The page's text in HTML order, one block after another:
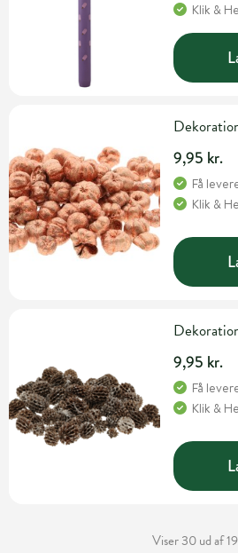
Klik &
9,95 kr.
Få
Klik &
9,95 kr.
Få
Klik &
Viser 30 ud af